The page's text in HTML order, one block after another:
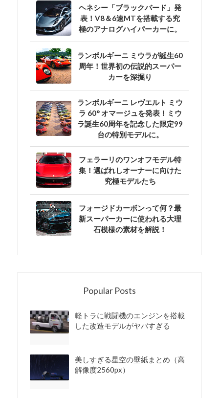
ヘネシー「ブラックバード」発
表！V8＆6速MTを搭載する究
極のアナログハイパーカーに。
ランボルギーニ ミウラが誕生60
周年！世界初の伝説的スーパー
カーを深掘り
ランボルギーニ レヴエルト ミウ
ラ 60° オマージュを発表！ミウ
ラ誕生60周年を記念した限定99
台の特別モデルに。
フェラーリのワンオフモデル特
集！選ばれしオーナーに向けた
究極モデルたち
フォージドカーボンって何？最
新スーパーカーに使われる大理
石模様の素材を解説！
Popular Posts
軽トラに戦闘機のエンジンを搭載
した改造モデルがヤバすぎる
美しすぎる星空の壁紙まとめ（高
解像度2560px）